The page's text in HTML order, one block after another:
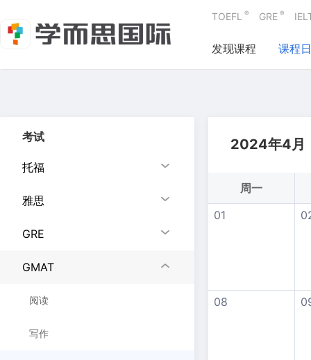
TOEFL ® GRE ®
发现课程 课程
考试
托福
雅思
GRE
GMAT
阅读
写作
2024年4月
周一
01
08